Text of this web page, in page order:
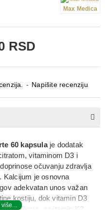
- Napišite recenziju
RSD
Max Medica
60 kapsulaje dodatak
vitaminom D3 i
očuvanjuzdravlja
. Kalcijum je osnovna
adekvatan unos važan
kostiju, dok vitamin D3